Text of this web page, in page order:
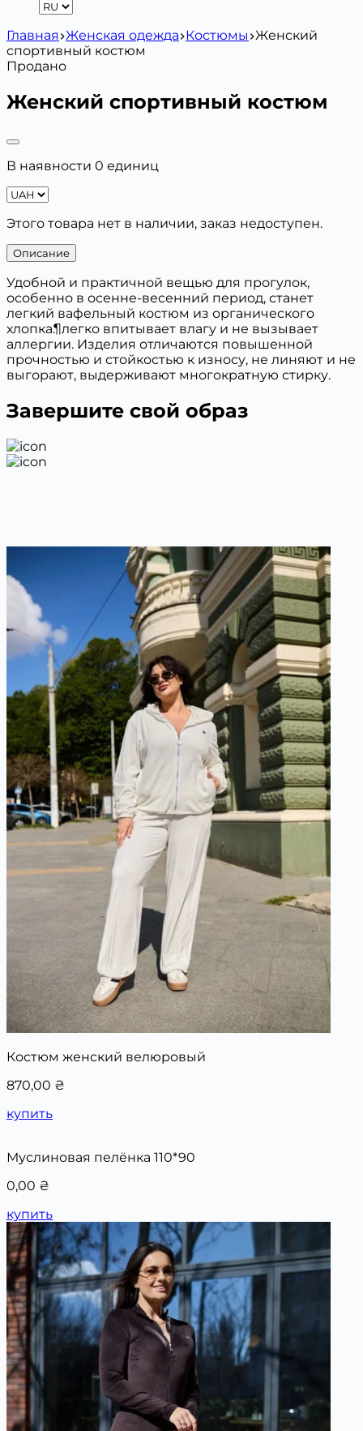
Главная Женская одежда Костюмы Женский
спортивный костюм
Продано
Женский спортивный костюм
В наявности 0 единиц
Этого товара нет в наличии, заказ недоступен.
Описание
Удобной и практичной вещью для прогулок,
особенно в осенне-весенний период, станет
легкий вафельный костюм из органического
хлопка.¶легко впитывает влагу и не вызывает
аллергии. Изделия отличаются повышенной
прочностью и стойкостью к износу, не линяют и не
выгорают, выдерживают многократную стирку.
Завершите свой образ
Костюм женский велюровый
870,00 ₴
купить
Муслиновая пелёнка 110*90
0,00 ₴
купить